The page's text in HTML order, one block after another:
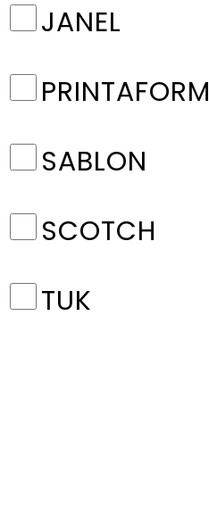
JANEL
PRINTAFORM
SABLON
SCOTCH
TUK